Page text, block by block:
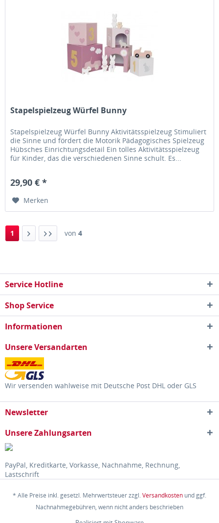
Stapelspielzeug Würfel Bunny
Stapelspielzeug Würfel Bunny Aktivitätsspielzeug Stimuliert
die Sinne und fördert die Motorik Pädagogisches Spielzeug
Hübsches Einrichtungsdetail Ein tolles Aktivitätsspielzeug
für Kinder, das die verschiedenen Sinne schult. Es...
29,90 € *
Merken
1 von 4
Service Hotline
Shop Service
Informationen
Unsere Versandarten
Wir versenden wahlweise mit Deutsche Post DHL oder GLS
Newsletter
Unsere Zahlungsarten
PayPal, Kreditkarte, Vorkasse, Nachnahme, Rechnung,
Lastschrift
* Alle Preise inkl. gesetzl. Mehrwertsteuer zzgl.Versandkosten und ggf.
Nachnahmegebühren, wenn nicht anders beschrieben